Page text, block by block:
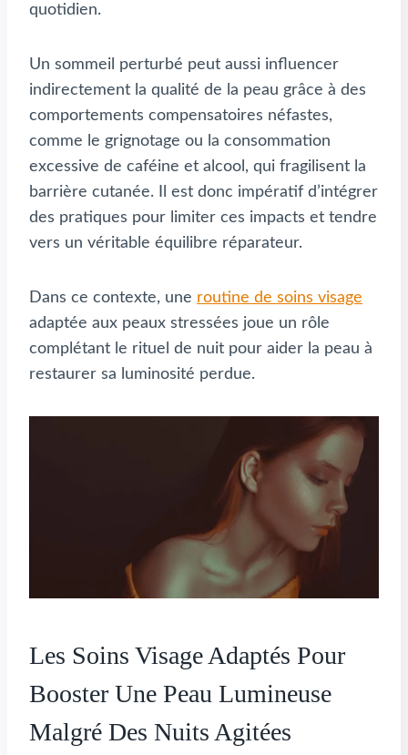
quotidien.
Un sommeil perturbé peut aussi influencer
indirectement la qualité de la peau grâce à des
comportements compensatoires néfastes,
comme le grignotage ou la consommation
excessive de caféine et alcool, qui fragilisent la
barrière cutanée. Il est donc impératif d’intégrer
des pratiques pour limiter ces impacts et tendre
vers un véritable équilibre réparateur.
Dans ce contexte, une routine de soins visage
adaptée aux peaux stressées joue un rôle
complétant le rituel de nuit pour aider la peau à
restaurer sa luminosité perdue.
Les Soins Visage Adaptés Pour
Booster Une Peau Lumineuse
Malgré Des Nuits Agitées